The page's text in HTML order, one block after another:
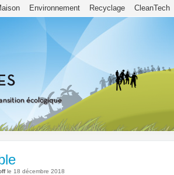
Environnement Recyclage CleanTech
le 18 décembre 2018